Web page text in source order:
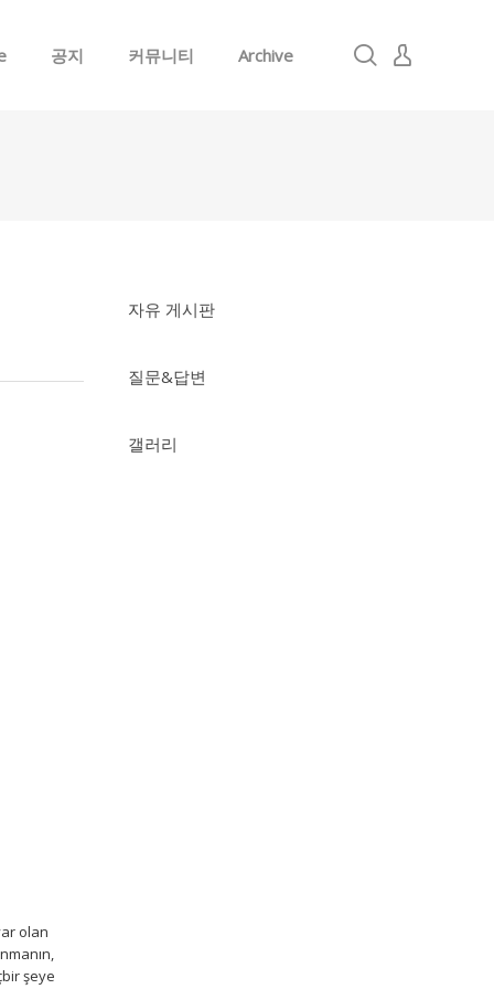
공지 커뮤니티 Archive
자유 게시판
질문&답변
갤러리
olan
şeye